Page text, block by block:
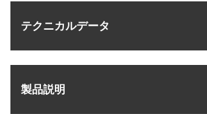
テクニカルデータ
製品説明